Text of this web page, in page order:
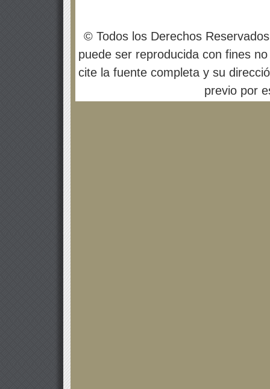
© Todos los Derechos
puede ser reproducida con fines
cite la fuente completa y su
previo por